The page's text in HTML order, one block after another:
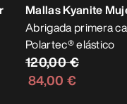
Mallas Kyanite
Abrigada primera
Polartec® elástico
120,00 €
84,00 €